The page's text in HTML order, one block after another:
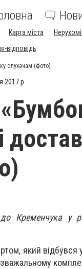
Карта міста
відповідь
слухачам (фото)
2017 р.
Кременчука у
який відбувся